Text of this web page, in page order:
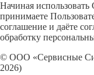
Начиная
принимаете
соглашение и даёте
обработку
© ООО «Сервисные
2026)